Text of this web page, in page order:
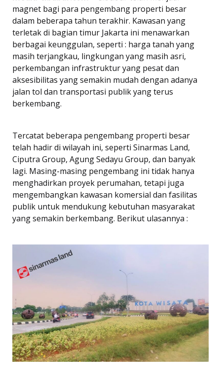
magnet bagi para pengembang properti besar
dalam beberapa tahun terakhir. Kawasan yang
terletak di bagian timur Jakarta ini menawarkan
berbagai keunggulan, seperti : harga tanah yang
masih terjangkau, lingkungan yang masih asri,
perkembangan infrastruktur yang pesat dan
aksesibilitas yang semakin mudah dengan adanya
jalan tol dan transportasi publik yang terus
berkembang.
Tercatat beberapa pengembang properti besar
telah hadir di wilayah ini, seperti Sinarmas Land,
Ciputra Group, Agung Sedayu Group, dan banyak
lagi. Masing-masing pengembang ini tidak hanya
menghadirkan proyek perumahan, tetapi juga
mengembangkan kawasan komersial dan fasilitas
publik untuk mendukung kebutuhan masyarakat
yang semakin berkembang. Berikut ulasannya :